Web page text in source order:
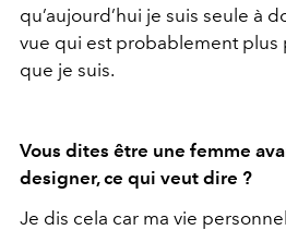
qu’aujourd’hui je suis seule à
vue qui est probablement plus
que je suis.
Vous dites être une femme
designer, ce qui veut dire ?
Je dis cela car ma vie